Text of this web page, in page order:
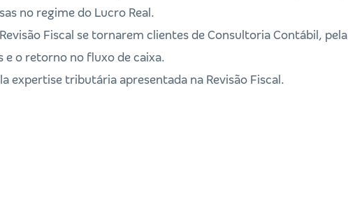
no regime do Lucro Real.
Fiscal se tornarem clientes de Consultoria Contábil, pela
e o retorno no fluxo de caixa.
expertise tributária apresentada na Revisão Fiscal.